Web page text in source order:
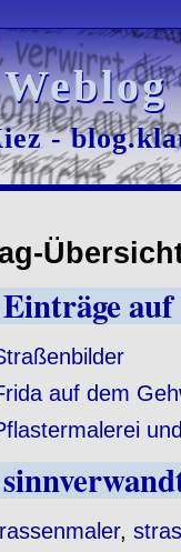
-
-
Einträge
auf dem
,